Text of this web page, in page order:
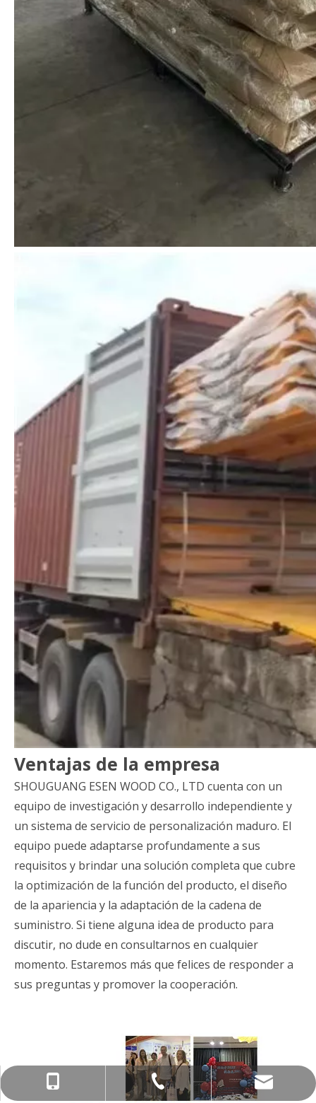
Ventajas de la empresa
SHOUGUANG ESEN WOOD CO., LTD cuenta con un
equipo de investigación y desarrollo independiente y
un sistema de servicio de personalización maduro. El
equipo puede adaptarse profundamente a sus
requisitos y brindar una solución completa que cubre
la optimización de la función del producto, el diseño
de la apariencia y la adaptación de la cadena de
suministro. Si tiene alguna idea de producto para
discutir, no dude en consultarnos en cualquier
momento. Estaremos más que felices de responder a
sus preguntas y promover la cooperación.
+86-15963404599
+86-536-5655432
info@esenwood.com